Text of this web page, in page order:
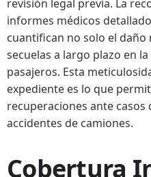
revisión legal previa. La
informes médicos
cuantifican no solo el daño
secuelas a largo plazo en
pasajeros. Esta
expediente es lo que
recuperaciones ante
accidentes de camiones.
Cobertura